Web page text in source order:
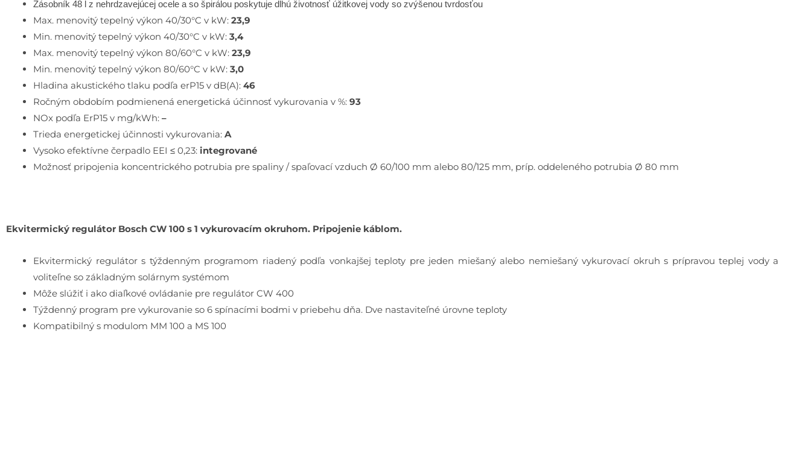
Zásobník 48 l z nehrdzavejúcej ocele a so špirálou poskytuje dlhú životnosť úžitkovej vody so zvýšenou tvrdosťou
Max. menovitý tepelný výkon 40/30°C v kW: 23,9
Min. menovitý tepelný výkon 40/30°C v kW: 3,4
Max. menovitý tepelný výkon 80/60°C v kW: 23,9
Min. menovitý tepelný výkon 80/60°C v kW: 3,0
Hladina akustického tlaku podľa erP15 v dB(A): 46
Ročným obdobím podmienená energetická účinnosť vykurovania v %: 93
NOx podľa ErP15 v mg/kWh: –
Trieda energetickej účinnosti vykurovania: A
Vysoko efektívne čerpadlo EEI ≤ 0,23: integrované
Možnosť pripojenia koncentrického potrubia pre spaliny / spaľovací vzduch Ø 60/100 mm alebo 80/125 mm, príp. oddeleného potrubia Ø 80 mm
Ekvitermický regulátor Bosch CW 100 s 1 vykurovacím okruhom. Pripojenie káblom.
Ekvitermický regulátor s týždenným programom riadený podľa vonkajšej teploty pre jeden miešaný alebo nemiešaný vykurovací okruh s prípravou teplej vody a
voliteľne so základným solárnym systémom
Môže slúžiť i ako diaľkové ovládanie pre regulátor CW 400
Týždenný program pre vykurovanie so 6 spínacími bodmi v priebehu dňa. Dve nastaviteľné úrovne teploty
Kompatibilný s modulom MM 100 a MS 100